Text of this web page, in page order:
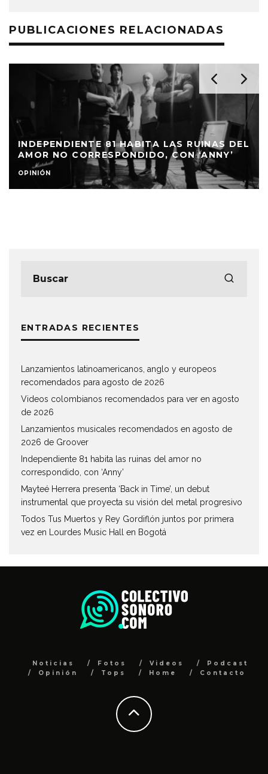
PUBLICACIONES RELACIONADAS
INDEPENDIENTE 81 HABITA LAS RUINAS DEL
AMOR NO CORRESPONDIDO, CON ‘ANNY’
OPINIÓN
ENTRADAS RECIENTES
Lanzamientos latinoamericanos, anglo y europeos
recomendados para agosto de 2026
Videos colombianos recomendados para ver en agosto
de 2026
Lanzamientos musicales recomendados en agosto de
2026 de Groover
Independiente 81 habita las ruinas del amor no
correspondido, con ‘Anny’
Mayteé Herrera presenta ‘Back in Time’, un debut
instrumental que proyecta su visión del metal progresivo
Todos Tus Muertos y Rey Gordiflón juntos por primera
vez en Lourdes Music Hall en Bogotá
Noticias Fotos Videos
Podcast
Opinión
Tops Home Contacto